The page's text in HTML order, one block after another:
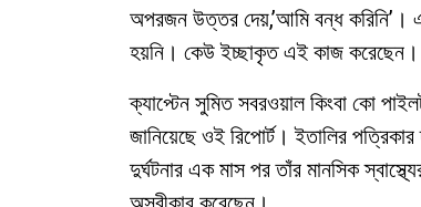
অপরজন উত্তর দেয়,’আমি বন্ধ করিনি’।
হয়নি। কেউ ইচ্ছাকৃত এই কাজ করেছেন।
ক্যাপ্টেন সুমিত সবরওয়াল কিংবা কো
জানিয়েছে ওই রিপোর্ট। ইতালির
দুর্ঘটনার এক মাস পর তাঁর মানসিক